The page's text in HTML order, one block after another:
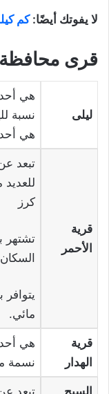
لا يفوتك أيضًا:كم
قرى محافظة
ليلى
هي أحد
نسبة
هي
قرية
الأحمر
كرز
تشتهر
مائي.
قرية
الهدار
نسمة
السيح